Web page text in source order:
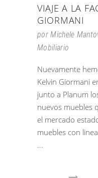
VIAJE A LA
GIORMANI
porMichele
Mobiliario
Nuevamente
Kelvin Giormani
junto a Planum
nuevos muebles
el mercado
muebles con